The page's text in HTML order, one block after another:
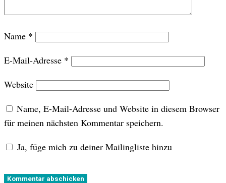
Name *
E-Mail-Adresse *
Website
Name, E-Mail-Adresse und Website in diesem Browser
für meinen nächsten Kommentar speichern.
Ja, füge mich zu deiner Mailingliste hinzu
Kommentar abschicken